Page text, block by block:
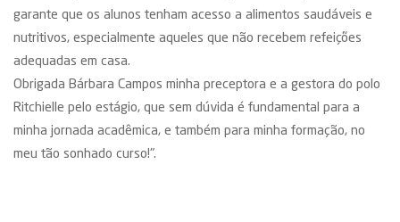
garante que os alunos tenham acesso a alimentos saudáveis e
nutritivos, especialmente aqueles que não recebem refeições
adequadas em casa.
Obrigada Bárbara Campos minha preceptora e a gestora do polo
Ritchielle pelo estágio, que sem dúvida é fundamental para a
minha jornada acadêmica, e também para minha formação, no
meu tão sonhado curso!".